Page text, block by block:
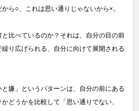
ら○、これは思い通りじゃないから×。
比べているのか？それは、自分の目の前
り広げられる、自分に向けて展開される
嫌」というパターンは、自分の前にある
どうかを比較して「思い通りでない、